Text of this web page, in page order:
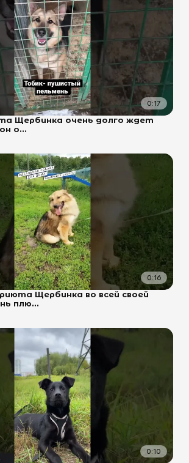
0:17
Щербинка очень долго ждет
о...
0:16
Щербинка во всей своей
плю...
0:10